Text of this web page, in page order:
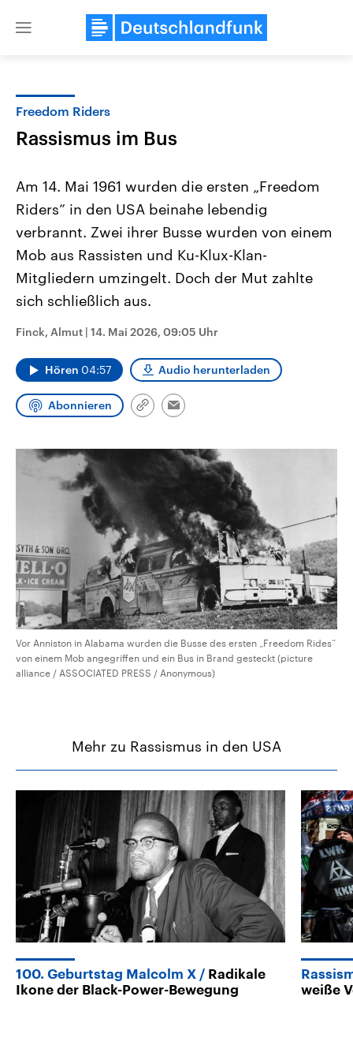
Close
Landtagswahl Sachsen-Anhalt
2026
Alle Informationen
September 2026 einen neuen
Landtag. Seit 2021 wird das
CDU, SPD und FDP regiert.-
Umfragen, Prognosen,
und Hintergründe zu den Parteien
und Kandidaten der anstehenden
USA
den mächtigsten Ländern
aktuelle Weltgeschehen.
Sendungen Programm
Freedom Riders
Rassismus im Bus
Am 14. Mai 1961 wurden die ersten „Freedom
Riders” in den USA beinahe lebendig
verbrannt. Zwei ihrer Busse wurden von einem
Mob aus Rassisten und Ku-Klux-Klan-
Mitgliedern umzingelt. Doch der Mut zahlte
sich schließlich aus.
Finck, Almut | 14. Mai 2026, 09:05 Uhr
Hören 04:57 Audio herunterladen
Abonnieren
Link
Email
Vor Anniston in Alabama wurden die Busse des ersten „Freedom Rides“
von einem Mob angegriffen und ein Bus in Brand gesteckt (picture
alliance / ASSOCIATED PRESS / Anonymous)
Mehr zu Rassismus in den USA
100. Geburtstag Malcolm X
Radikale
Ikone der Black-Power-Bewegung
weiße